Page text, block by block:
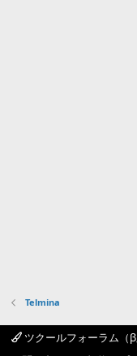
Telmina
ツクールフォーラム（β